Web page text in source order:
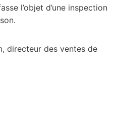
l’objet d’une inspection
directeur des ventes de